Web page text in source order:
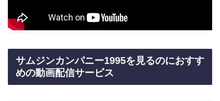
サムジンカンパニー1995を見るのにおすす
めの動画配信サービス